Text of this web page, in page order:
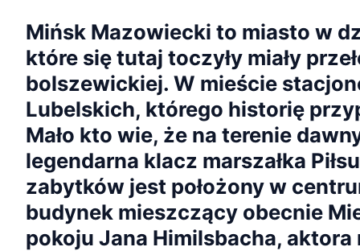
Mińsk Mazowiecki to miasto w
które się tutaj toczyły miały
bolszewickiej. W mieście
Lubelskich, którego historię
Mało kto wie, że na terenie
legendarna klacz marszałka
zabytków jest położony w
budynek mieszczący obecnie
pokoju Jana Himilsbacha,